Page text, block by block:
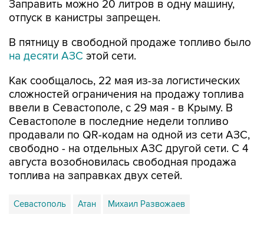
В пятницу в свободной продаже топливо было
Как сообщалось, 22 мая из-за логистических
ввели в Севастополе, с 29 мая - в Крыму. В
Севастополе в последние недели топливо
продавали по QR-кодам на одной из сети АЗС,
свободно - на отдельных АЗС другой сети. С 4
августа возобновилась свободная продажа
топлива на заправках двух сетей.
Севастополь Атан Михаил Развожаев